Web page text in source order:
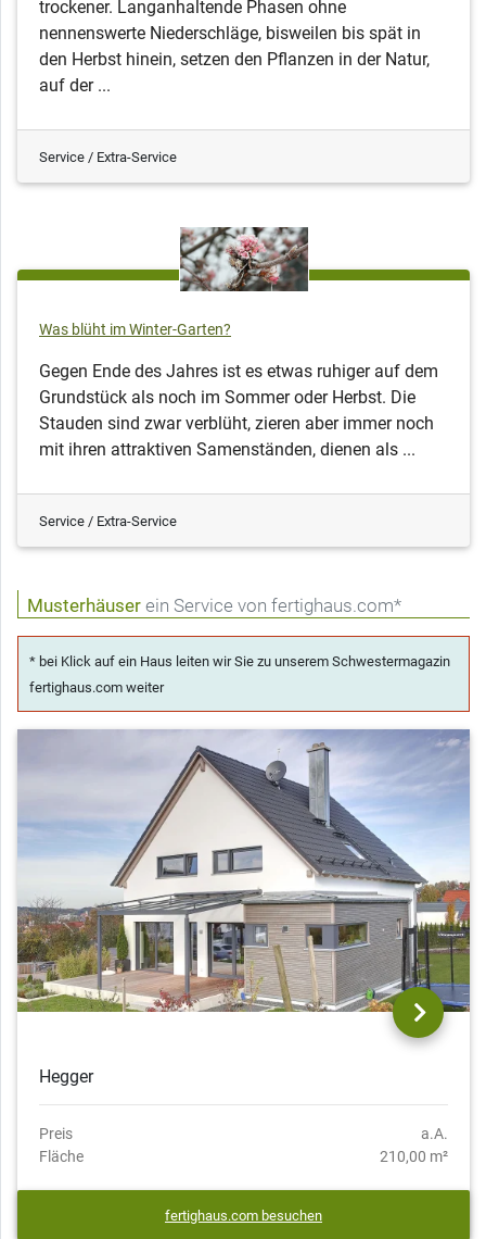
trockener. Langanhaltende Phasen ohne
nennenswerte Niederschläge, bisweilen bis spät in
den Herbst hinein, setzen den Pflanzen in der Natur,
auf der ...
Service / Extra-Service
Was blüht im Winter-Garten?
Gegen Ende des Jahres ist es etwas ruhiger auf dem
Grundstück als noch im Sommer oder Herbst. Die
Stauden sind zwar verblüht, zieren aber immer noch
mit ihren attraktiven Samenständen, dienen als ...
Service / Extra-Service
Musterhäuser ein Service von fertighaus.com*
* bei Klick auf ein Haus leiten wir Sie zu unserem Schwestermagazin
fertighaus.com weiter
Hegger
Preis
a.A.
Fläche
210,00 m²
fertighaus.com besuchen